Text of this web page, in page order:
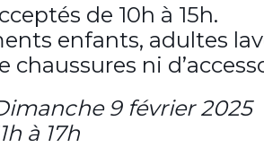
de 10h à 15h.
enfants, adultes
chaussures ni
9 février 2025
à 17h